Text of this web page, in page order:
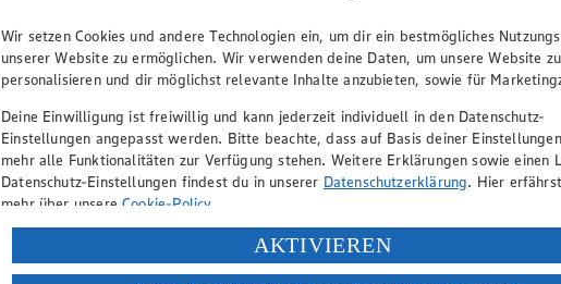
Wir setzen Cookies und andere Technologien ein, um dir ein bestmögliches
unserer Website zu ermöglichen. Wir verwenden deine Daten, um unsere Website zu
personalisieren und dir möglichst relevante Inhalte anzubieten, sowie für
Deine Einwilligung ist freiwillig und kann jederzeit individuell in den Datenschutz-
Einstellungen angepasst werden. Bitte beachte, dass auf Basis deiner
mehr alle Funktionalitäten zur Verfügung stehen. Weitere Erklärungen sowie einen
Datenschutz-Einstellungen findest du in unserer Datenschutzerklärung. Hier
mehr über unsereCookie-Policy.
Verarbeitung deiner personenbezogenen Daten in den USA durch Facebook und
Wenn du auf „Aktivieren“ klickst, willigst du im Sinne des Art. 49 Abs. 1 Satz 1 lit.
AKTIVIEREN